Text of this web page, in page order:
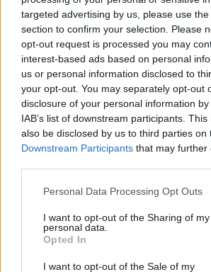
targeted advertising by us, please use
section to confirm your selection. Please
opt-out request is processed you may
interest-based ads based on personal
us or personal information disclosed to
your opt-out. You may separately opt-out
disclosure of your personal information
IAB’s list of downstream participants.
also be disclosed by us to third parties on
Downstream Participants that may further
Please note that this website/app uses
not limited to your visit or usage
grant or deny consent to Google and its
use your data for below specified
consent section.
Personal Data Processing Opt Outs
I want to opt-out of the Sharing of my
personal data.
Opted In
I want to opt-out of the Sale of my
Μυστράς: Από παθολογικά
ηλικιωμένου που βρέθηκε
06.08.2026